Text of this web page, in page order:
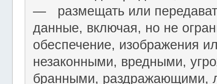
― размещать или
данные, включая, но не
обеспечение, изображения
незаконными, вредными,
бранными, раздражающими,